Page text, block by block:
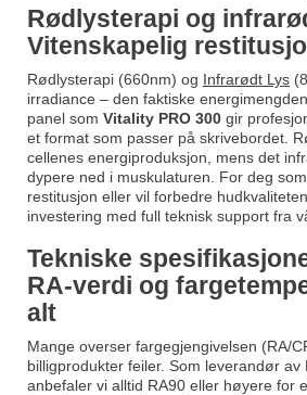
Rødlysterapi og
Vitenskapelig
Rødlysterapi (660nm) og Infrarødt Lys
irradiance – den faktiske
panel som Vitality PRO 300 gir
et format som passer på skrivebordet.
cellenes energiproduksjon, mens det
dypere ned i muskulaturen. For deg
restitusjon eller vil forbedre
investering med full teknisk support fra
Tekniske
RA-verdi og
alt
Mange overser fargegjengivelsen (RA/
billigprodukter feiler. Som leverandør av
anbefaler vi alltid RA90 eller høyere for